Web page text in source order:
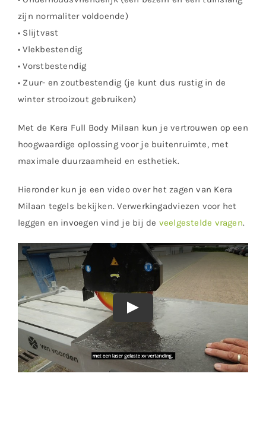
zijn normaliter voldoende)
• Slijtvast
• Vlekbestendig
• Vorstbestendig
• Zuur- en zoutbestendig (je kunt dus rustig in de
winter strooizout gebruiken)
Met de Kera Full Body Milaan kun je vertrouwen op een
hoogwaardige oplossing voor je buitenruimte, met
maximale duurzaamheid en esthetiek.
Hieronder kun je een video over het zagen van Kera
Milaan tegels bekijken. Verwerkingadviezen voor het
leggen en invoegen vind je bij de veelgestelde vragen.